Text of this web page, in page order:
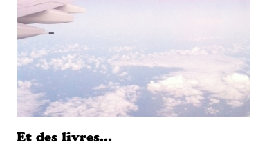
Et des livres…